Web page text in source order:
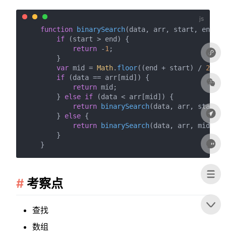
function binarySearch(data, arr, start, end
if (start > end) {
return -1 ;
        }
var mid = Math. floor((end + start) / 2
if (data == arr[mid]) {
return mid;
        }
else if (data < arr[mid]) {
return binarySearch(data, arr, start,
        }
else {
return binarySearch(data, arr, mid +
        }
考察点
查找
数组